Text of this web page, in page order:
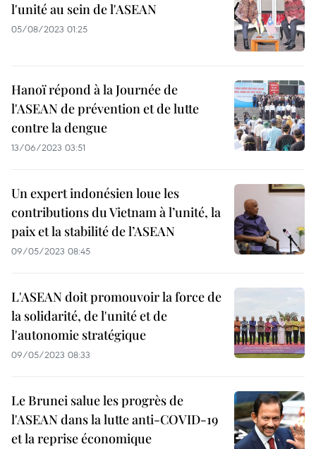
l'unité au sein de l'ASEAN
05/08/2023 01:25
Hanoï répond à la Journée de
l'ASEAN de prévention et de lutte
contre la dengue
13/06/2023 03:51
Un expert indonésien loue les
contributions du Vietnam à l’unité, la
paix et la stabilité de l’ASEAN
09/05/2023 08:45
L'ASEAN doit promouvoir la force de
la solidarité, de l'unité et de
l'autonomie stratégique
09/05/2023 08:33
Le Brunei salue les progrès de
l'ASEAN dans la lutte anti-COVID-19
et la reprise économique